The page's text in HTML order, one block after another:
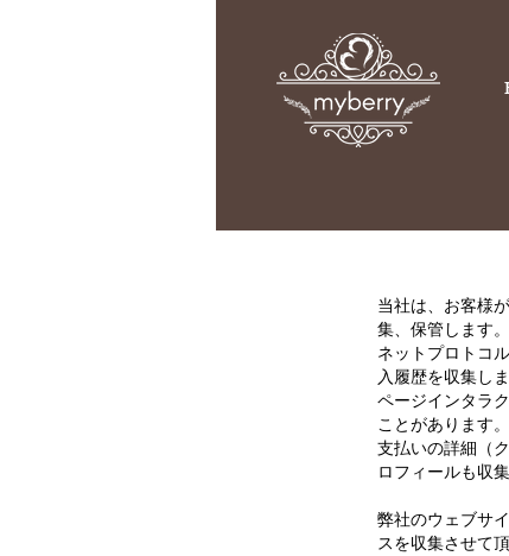
当社は、お客様
集、保管します
ネットプロトコ
入履歴を収集し
ページインタラ
ことがあります
支払いの詳細（
ロフィールも収集
弊社のウェブサ
スを収集させて